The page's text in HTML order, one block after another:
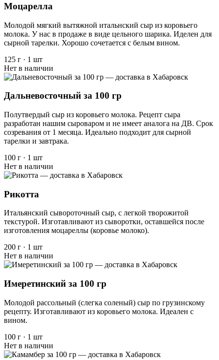
Моцарелла
Молодой мягкий вытяжной итальнский сыр из коровьего
молока. У нас в продаже в виде цельного шарика. Иделен для
сырной тарелки. Хорошо сочетается с белым вином.
125 г · 1 шт
Нет в наличии
Дальневосточный за 100 гр
Полутвердый сыр из коровьего молока. Рецепт сыра
разработан нашим сыроваром и не имеет аналога на ДВ. Срок
созревания от 1 месяца. Идеально подходит для сырной
тарелки и завтрака.
100 г · 1 шт
Нет в наличии
Рикотта
Итальянский сывороточный сыр, с легкой творожитой
текстурой. Изготавливают из сыворотки, оставшейся после
изготовления моцареллы (коровье молоко).
200 г · 1 шт
Нет в наличии
Имеретинский за 100 гр
Молодой рассольный (слегка соленый) сыр по грузинскому
рецепту. Изготавливают из коровьего молока. Идеален с
вином.
100 г · 1 шт
Нет в наличии